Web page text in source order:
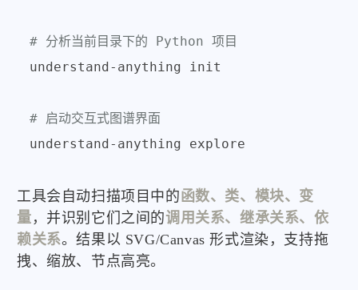
# 分析当前目录下的 Python 项目
understand-anything init
# 启动交互式图谱界面
工具会自动扫描项目中的函数、类、模块、变
量 ，并识别它们之间的调用关系、继承关系、依
赖关系。结果以 SVG/Canvas 形式渲染，支持拖
拽、缩放、节点高亮。